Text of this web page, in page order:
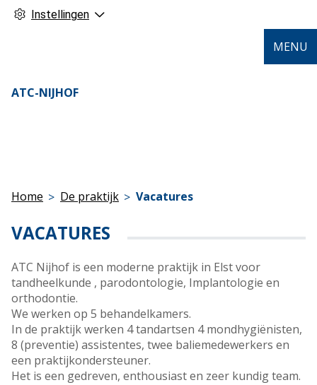
Instellingen
ATC-NIJHOF
MENU
Home De praktijk Vacatures
VACATURES
ATC Nijhof is een moderne praktijk in Elst voor
tandheelkunde , parodontologie, Implantologie en
orthodontie.
We werken op 5 behandelkamers.
In de praktijk werken 4 tandartsen 4 mondhygiënisten,
8 (preventie) assistentes, twee baliemedewerkers en
een praktijkondersteuner.
Het is een gedreven, enthousiast en zeer kundig team.